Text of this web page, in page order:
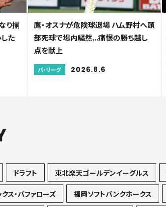
り揃
た
鷹・オスナが危険球退場 ハム野村へ頭
部死球で場内騒然...痛恨の勝ち越し
点を献上
パ・リーグ 2026.8.6
ドラフト 東北楽天ゴールデンイーグルス
ス・バファローズ 福岡ソフトバンクホークス